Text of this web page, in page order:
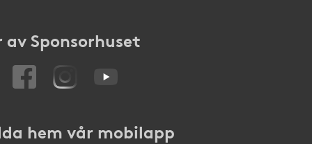
av Sponsorhuset
hem vår mobilapp